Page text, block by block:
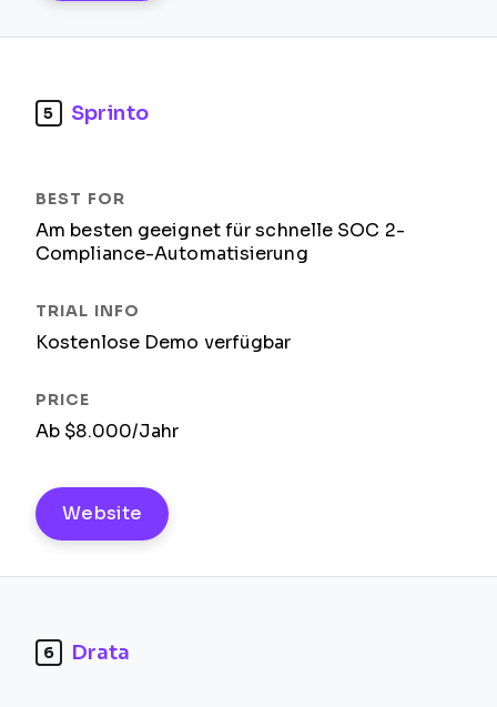
5 Sprinto
Am besten geeignet für schnelle SOC 2-
Compliance-Automatisierung
Kostenlose Demo verfügbar
Ab $8.000/Jahr
Website
6 Drata